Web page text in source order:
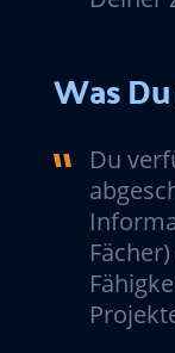
Was
Du